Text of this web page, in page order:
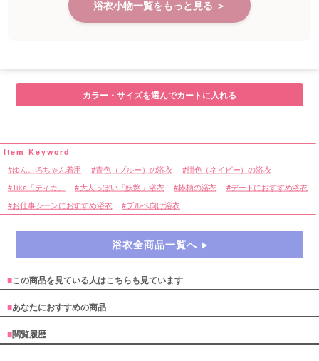
浴衣小物一覧をもっと見る ＞
カラー・サイズを選んでカートに入れる
ゆんころちゃん着用 青色（ブルー）の浴衣 紺色（ネイビー）の浴衣
Tika「ティカ」 大人っぽい「妖艶」浴衣 椿柄の浴衣 デートにおすすめ浴衣
お仕事シーンにおすすめ浴衣 ブルベ向け浴衣
浴衣全商品一覧へ
■この商品を見ている人はこちらも見ています
■あなたにおすすめの商品
■閲覧履歴